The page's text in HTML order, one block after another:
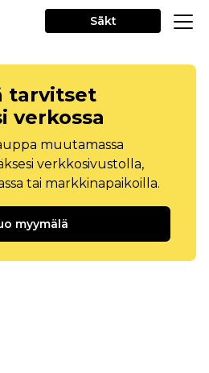
Sākt
tarvitset
verkossa
muutamassa
verkkosivustolla,
tai markkinapaikoilla.
myymälä